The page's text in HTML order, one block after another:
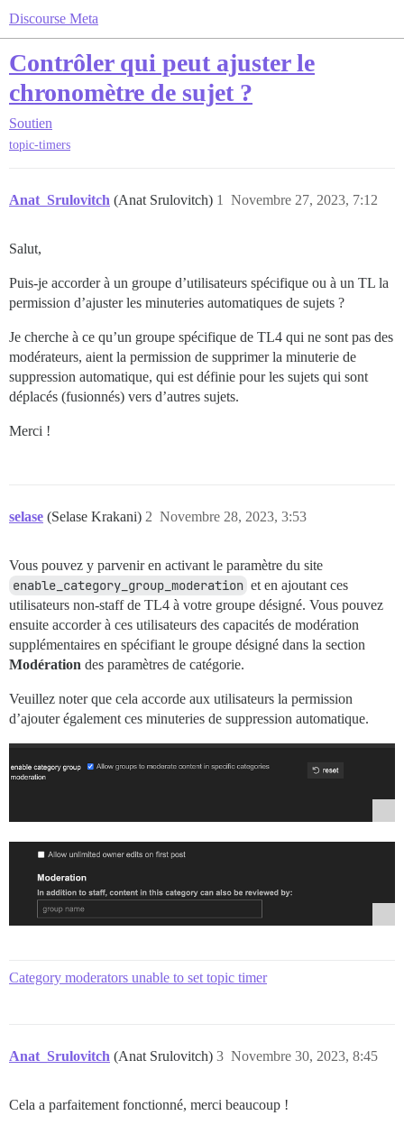
Discourse Meta
Contrôler qui peut ajuster le
chronomètre de sujet ?
Soutien
topic-timers
Anat_Srulovitch (Anat Srulovitch) Novembre 27, 2023, 7:12
1
Salut,
Puis-je accorder à un groupe d’utilisateurs spécifique ou à un TL la
permission d’ajuster les minuteries automatiques de sujets ?
Je cherche à ce qu’un groupe spécifique de TL4 qui ne sont pas des
modérateurs, aient la permission de supprimer la minuterie de
suppression automatique, qui est définie pour les sujets qui sont
déplacés (fusionnés) vers d’autres sujets.
Merci !
selase (Selase Krakani) Novembre 28, 2023, 3:53
2
Vous pouvez y parvenir en activant le paramètre du site
enable_category_group_moderation et en ajoutant ces
utilisateurs non-staff de TL4 à votre groupe désigné. Vous pouvez
ensuite accorder à ces utilisateurs des capacités de modération
supplémentaires en spécifiant le groupe désigné dans la section
Modération des paramètres de catégorie.
Veuillez noter que cela accorde aux utilisateurs la permission
d’ajouter également ces minuteries de suppression automatique.
Category moderators unable to set topic timer
Anat_Srulovitch (Anat Srulovitch) Novembre 30, 2023, 8:45
3
Cela a parfaitement fonctionné, merci beaucoup !